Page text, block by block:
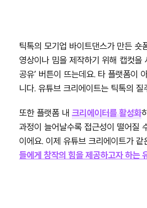
틱톡의 모기업 바이트댄스가 만든 숏
영상이나 밈을 제작하기 위해 캡컷을
공유’ 버튼이 뜨는데요. 타 플랫폼이
니다. 유튜브 크리에이트는 틱톡의
또한 플랫폼 내 크리에이터를 활성화
과정이 늘어날수록 접근성이 떨어질
이에요. 이제 유튜브 크리에이트가
들에게 창작의 힘을 제공하고자 하는